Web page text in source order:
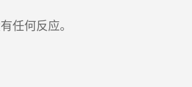
任何反应。